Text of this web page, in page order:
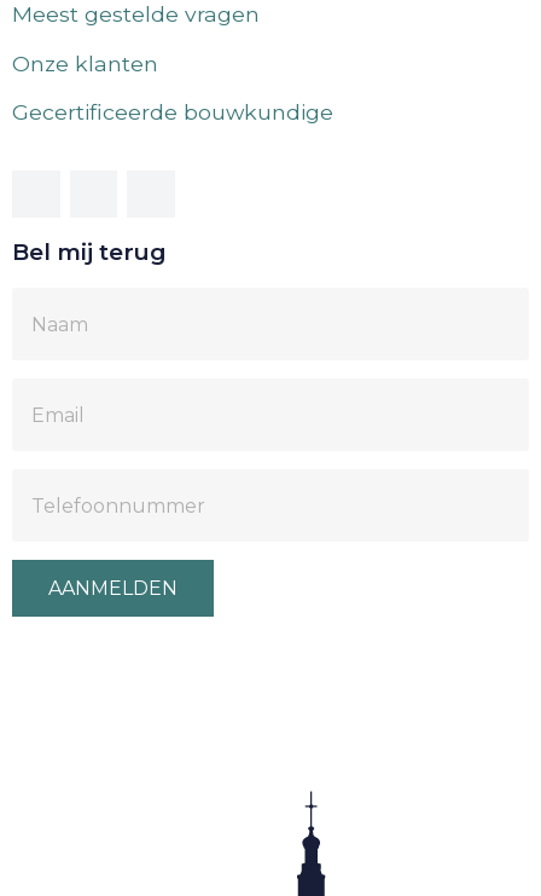
Meest gestelde vragen
Onze klanten
Gecertificeerde bouwkundige
Bel mij terug
AANMELDEN